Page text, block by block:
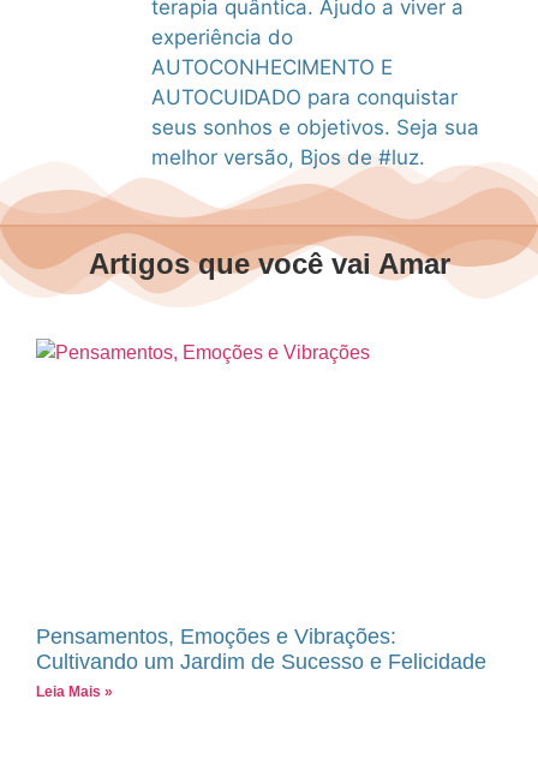
terapia quântica. Ajudo a viver a
experiência do
AUTOCONHECIMENTO E
AUTOCUIDADO para conquistar
seus sonhos e objetivos. Seja sua
melhor versão, Bjos de #luz.
Artigos que você vai Amar
Pensamentos, Emoções e Vibrações:
Cultivando um Jardim de Sucesso e Felicidade
Leia Mais »